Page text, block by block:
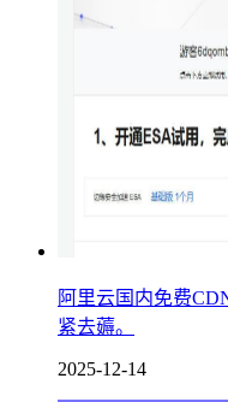
阿里云国内免费
紧去薅。
2025-12-14